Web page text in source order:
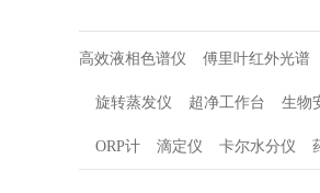
高效液相色谱仪 傅里叶红外光谱
旋转蒸发仪 超净工作台 生物
ORP计 滴定仪 卡尔水分仪